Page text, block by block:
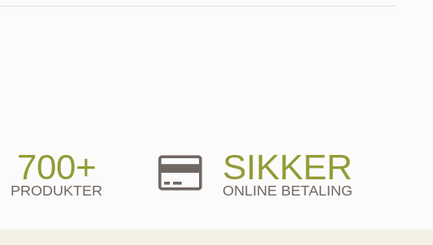
700+
PRODUKTER
SIKKER
ONLINE BETALING